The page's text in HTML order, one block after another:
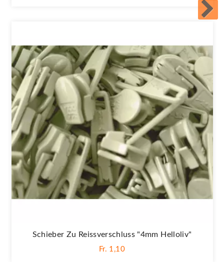
Schieber Zu Reissverschluss "4mm Helloliv"
Fr. 1,10